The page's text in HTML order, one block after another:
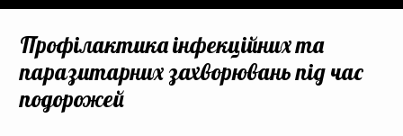
Громадське здоров’я
Профілактика інфекційних та
паразитарних захворювань під час
подорожей